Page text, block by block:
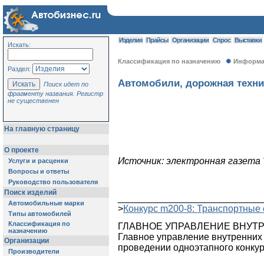
Искать:
Раздел:
Поиск идет по
фрагменту названия. Регистр
не существенен
На главную страницу
О проекте
Услуги и расценки
Вопросы и ответы
Руководство пользователя
Поиск изделий
Автомобильные марки
Типы автомобилей
Классификация по
назначению
Организации
Производители
Изделия Прайсы Организации Спрос Выставки
Классификация по назначению
Автомобили, дорожная
Источник: электронная
>Конкурс m200-8: Транспортные
ГЛАВНОЕ УПРАВЛЕНИЕ
Главное управление
проведении одноэтапного